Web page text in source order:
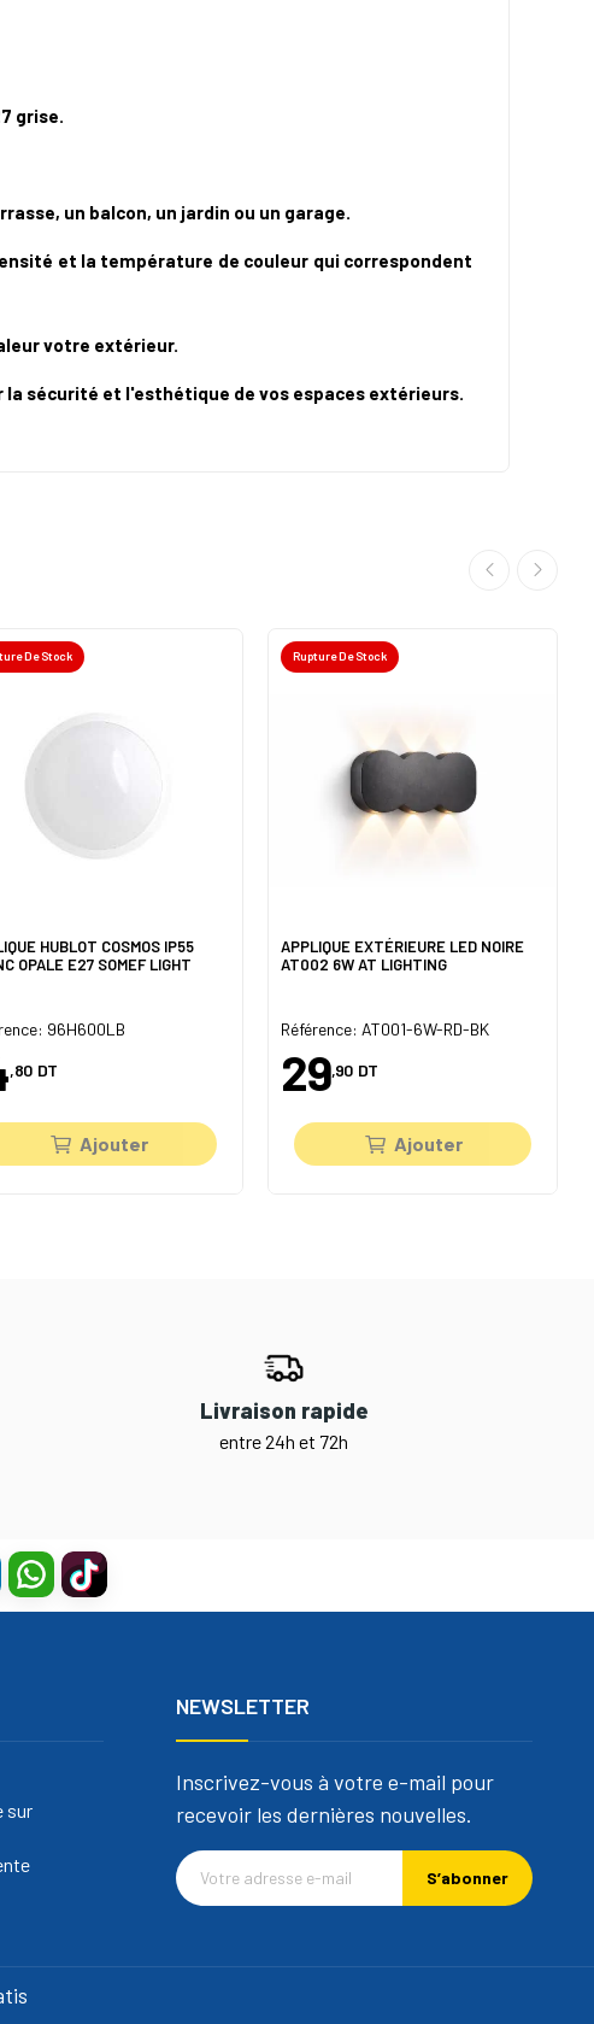
grise.
un balcon, un jardin ou un garage.
et la température de couleur qui correspondent
votre extérieur.
sécurité et l'esthétique de vos espaces extérieurs.
De Stock
HUBLOT COSMOS IP55
OPALE E27 SOMEF LIGHT
96H600LB
,80 DT
Ajouter
Rupture De Stock
APPLIQUE EXTÉRIEURE LED NOIRE
AT002 6W AT LIGHTING
Référence: AT001-6W-RD-BK
29,90 DT
Ajouter
Livraison rapide
entre 24h et 72h
sur
NEWSLETTER
Inscrivez-vous à votre e-mail pour
recevoir les dernières nouvelles.
S’abonner